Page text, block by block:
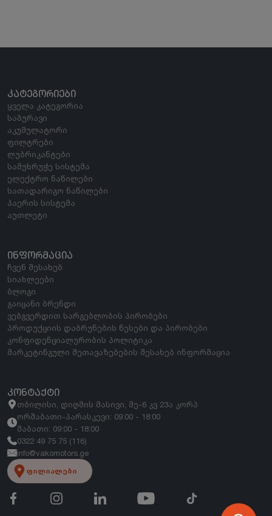
ᲙᲐᲢᲔᲒᲝᲠᲘᲔᲑᲘ
ყველა კატეგორია
საბურავი
აკუმულატორი
ფილტრები
ლუბრიკანტები
სამუხრუჭე სისტემა
ელექტრო ნაწილები
სათადარიგო ნაწილები
ჰაერის სისტემა
აუთლეტი
ᲘᲜᲤᲝᲠᲛᲐᲪᲘᲐ
ჩვენ შესახებ
სიახლეები
ბლოგი
გაიცანი ბრენდი
ვებგვერდით სარგებლობის პირობები
პროდუქციის დაბრუნების წესები და პირობები
კონფიდენციალურობის პოლიტიკა
მარკეტინგული შეთავაზებების შესახებ ინფორმაცია
ᲙᲝᲜᲢᲐᲥᲢᲘ
თბილისი, დიღმის მასივი, მე-6 კვ 23ა კორპ
ორშაბათი-პარასკევი: 09:00 - 18:00
შაბათი: 09:00 - 18:00
0322 49 75 75 (116)
info@vakomotors.ge
ფილიალები